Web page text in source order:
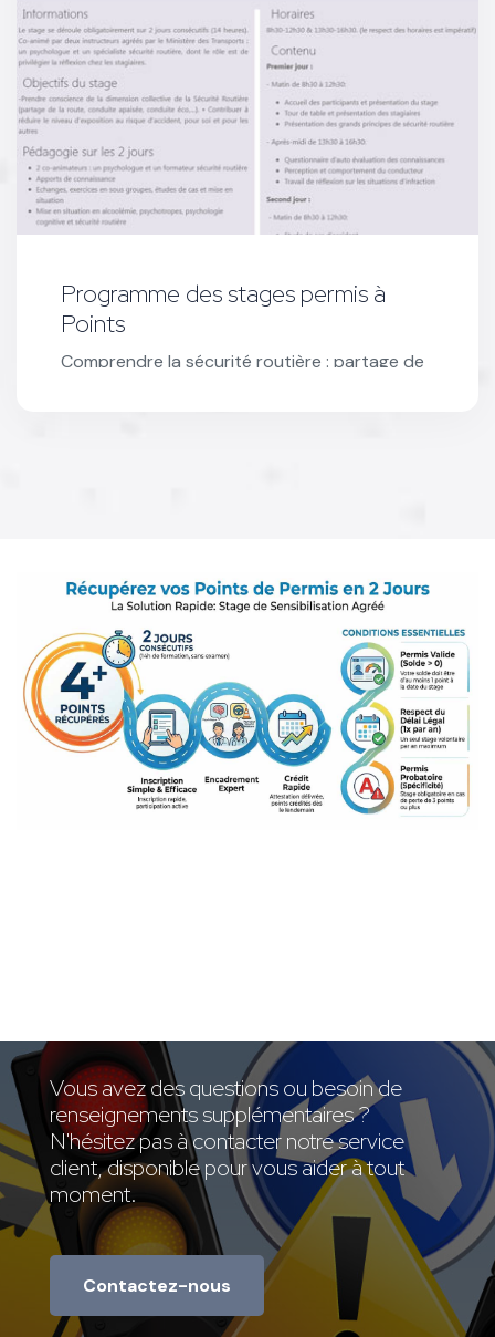
Programme des stages permis à
Points
Comprendre la sécurité routière : partage de
Vous avez des questions ou besoin de
renseignements supplémentaires ?
N'hésitez pas à contacter notre service
client, disponible pour vous aider à tout
moment.
Contactez-nous